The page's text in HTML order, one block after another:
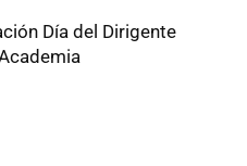
Día del Dirigente